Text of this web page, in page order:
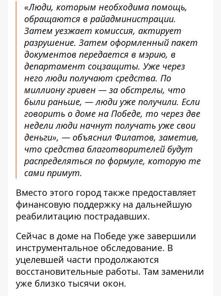
«Люди, которым необходима помощь,
обращаются в райадминистрации.
Затем уезжает комиссия, актирует
разрушение. Затем оформленный пакет
документов передается в мэрию, в
департамент соцзащиты. Уже через
него люди получают средства. По
миллиону гривен — за обстрелы, что
были раньше, — люди уже получили. Если
говорить о доме на Победе, то через две
недели люди начнут получать уже свои
деньги», — объяснил Филатов, заметив,
что средства благотворителей будут
распределяться по формуле, которую те
сами примут.
Вместо этого город также предоставляет
финансовую поддержку на дальнейшую
реабилитацию пострадавших.
Сейчас в доме на Победе уже завершили
инструментальное обследование. В
уцелевшей части продолжаются
восстановительные работы. Там заменили
уже близко тысячи окон.